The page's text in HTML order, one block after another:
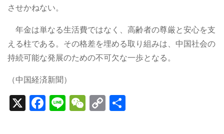
させかねない。
年金は単なる生活費ではなく、高齢者の尊厳と安心を支
える柱である。その格差を埋める取り組みは、中国社会の
持続可能な発展のための不可欠な一歩となる。
（中国経済新聞）
X F
a
Li
n
W
e
C
o